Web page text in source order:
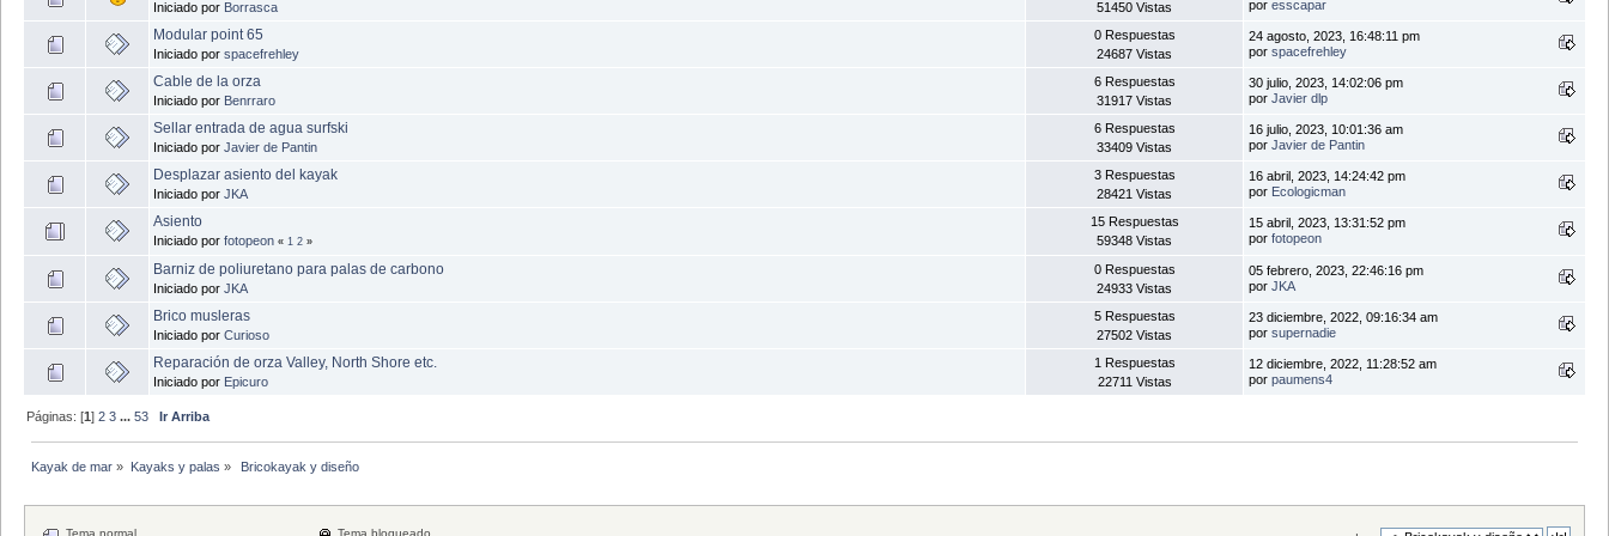
Iniciado por Borrasca 51450 Vistas por esscapar
Modular point 65
Iniciado por spacefrehley
0 Respuestas
24687 Vistas
24 agosto, 2023, 16:48:11 pm
por spacefrehley
Cable de la orza
Iniciado por Benrraro
6 Respuestas
31917 Vistas
30 julio, 2023, 14:02:06 pm
por Javier dlp
Sellar entrada de agua surfski
Iniciado por Javier de Pantin
6 Respuestas
33409 Vistas
16 julio, 2023, 10:01:36 am
por Javier de Pantin
Desplazar asiento del kayak
Iniciado por JKA
3 Respuestas
28421 Vistas
16 abril, 2023, 14:24:42 pm
por Ecologicman
Asiento
Iniciado por fotopeon « 1 2 »
15 Respuestas
59348 Vistas
15 abril, 2023, 13:31:52 pm
por fotopeon
Barniz de poliuretano para palas de carbono
Iniciado por JKA
0 Respuestas
24933 Vistas
05 febrero, 2023, 22:46:16 pm
por JKA
Brico musleras
Iniciado por Curioso
5 Respuestas
27502 Vistas
23 diciembre, 2022, 09:16:34 am
por supernadie
Reparación de orza Valley, North Shore etc.
Iniciado por Epicuro
1 Respuestas
22711 Vistas
12 diciembre, 2022, 11:28:52 am
por paumens4
Páginas: [1]2 3 ...53 Ir Arriba
Kayak de mar » Kayaks y palas » Bricokayak y diseño
Tema normal Tema bloqueado